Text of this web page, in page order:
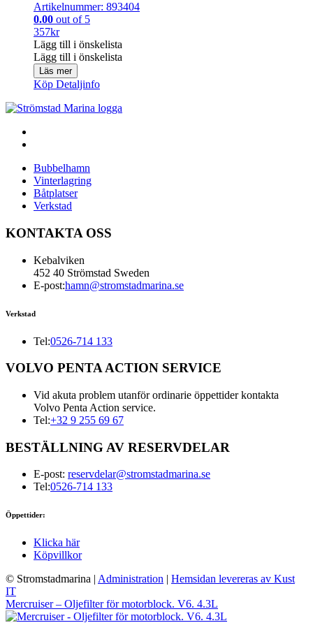
Artikelnummer: 893404
0.00 out of 5
357kr
Lägg till i önskelista
Lägg till i önskelista
Läs mer
Köp Detaljinfo
Bubbelhamn
Vinterlagring
Båtplatser
Verkstad
KONTAKTA OSS
Kebalviken
452 40 Strömstad Sweden
E-post:hamn@stromstadmarina.se
Verkstad
Tel:0526-714 133
VOLVO PENTA ACTION SERVICE
Vid akuta problem utanför ordinarie öppettider kontakta
Volvo Penta Action service.
Tel:+32 9 255 69 67
BESTÄLLNING AV RESERVDELAR
E-post: reservdelar@stromstadmarina.se
Tel:0526-714 133
Öppettider:
Klicka här
Köpvillkor
© Stromstadmarina | Administration | Hemsidan levereras av Kust
IT
Mercruiser – Oljefilter för motorblock. V6. 4.3L